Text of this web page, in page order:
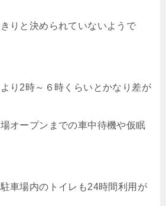
りと決められていないようで
り2時～６時くらいとかなり差が
オープンまでの車中待機や仮眠
車場内のトイレも24時間利用が